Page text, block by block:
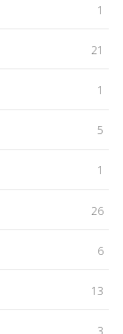
1
21
1
5
1
26
6
13
3